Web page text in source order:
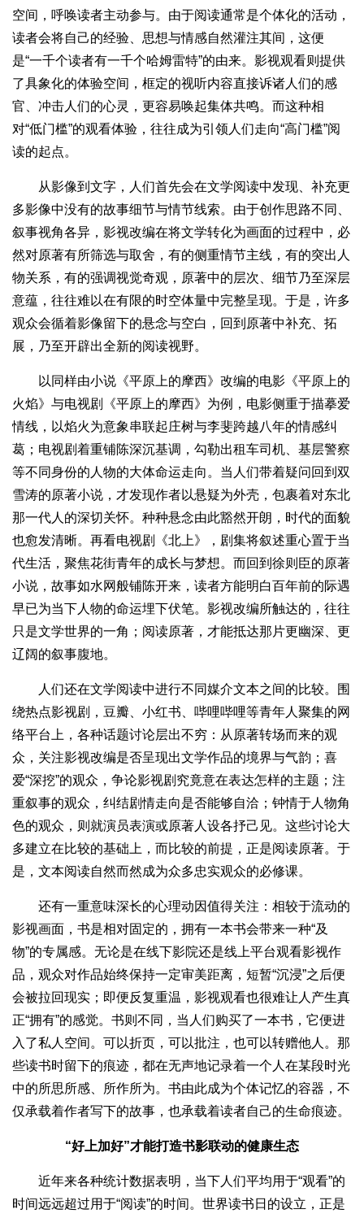
空间，呼唤读者主动参与。由于阅读通常是个体化的活动，
读者会将自己的经验、思想与情感自然灌注其间，这便
是“一千个读者有一千个哈姆雷特”的由来。影视观看则提供
了具象化的体验空间，框定的视听内容直接诉诸人们的感
官、冲击人们的心灵，更容易唤起集体共鸣。而这种相
对“低门槛”的观看体验，往往成为引领人们走向“高门槛”阅
读的起点。
从影像到文字，人们首先会在文学阅读中发现、补充更
多影像中没有的故事细节与情节线索。由于创作思路不同、
叙事视角各异，影视改编在将文学转化为画面的过程中，必
然对原著有所筛选与取舍，有的侧重情节主线，有的突出人
物关系，有的强调视觉奇观，原著中的层次、细节乃至深层
意蕴，往往难以在有限的时空体量中完整呈现。于是，许多
观众会循着影像留下的悬念与空白，回到原著中补充、拓
展，乃至开辟出全新的阅读视野。
以同样由小说《平原上的摩西》改编的电影《平原上的
火焰》与电视剧《平原上的摩西》为例，电影侧重于描摹爱
情线，以焰火为意象串联起庄树与李斐跨越八年的情感纠
葛；电视剧着重铺陈深沉基调，勾勒出租车司机、基层警察
等不同身份的人物的大体命运走向。当人们带着疑问回到双
雪涛的原著小说，才发现作者以悬疑为外壳，包裹着对东北
那一代人的深切关怀。种种悬念由此豁然开朗，时代的面貌
也愈发清晰。再看电视剧《北上》，剧集将叙述重心置于当
代生活，聚焦花街青年的成长与梦想。而回到徐则臣的原著
小说，故事如水网般铺陈开来，读者方能明白百年前的际遇
早已为当下人物的命运埋下伏笔。影视改编所触达的，往往
只是文学世界的一角；阅读原著，才能抵达那片更幽深、更
辽阔的叙事腹地。
人们还在文学阅读中进行不同媒介文本之间的比较。围
绕热点影视剧，豆瓣、小红书、哔哩哔哩等青年人聚集的网
络平台上，各种话题讨论层出不穷：从原著转场而来的观
众，关注影视改编是否呈现出文学作品的境界与气韵；喜
爱“深挖”的观众，争论影视剧究竟意在表达怎样的主题；注
重叙事的观众，纠结剧情走向是否能够自洽；钟情于人物角
色的观众，则就演员表演或原著人设各抒己见。这些讨论大
多建立在比较的基础上，而比较的前提，正是阅读原著。于
是，文本阅读自然而然成为众多忠实观众的必修课。
还有一重意味深长的心理动因值得关注：相较于流动的
影视画面，书是相对固定的，拥有一本书会带来一种“及
物”的专属感。无论是在线下影院还是线上平台观看影视作
品，观众对作品始终保持一定审美距离，短暂“沉浸”之后便
会被拉回现实；即便反复重温，影视观看也很难让人产生真
正“拥有”的感觉。书则不同，当人们购买了一本书，它便进
入了私人空间。可以折页，可以批注，也可以转赠他人。那
些读书时留下的痕迹，都在无声地记录着一个人在某段时光
中的所思所感、所作所为。书由此成为个体记忆的容器，不
仅承载着作者写下的故事，也承载着读者自己的生命痕迹。
“好上加好”才能打造书影联动的健康生态
近年来各种统计数据表明，当下人们平均用于“观看”的
时间远远超过用于“阅读”的时间。世界读书日的设立，正是